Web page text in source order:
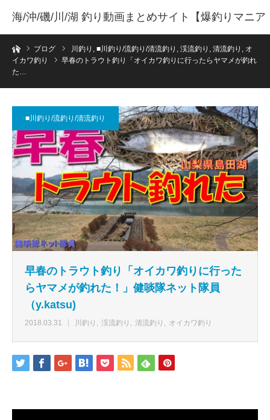
海/沖/磯/川/湖 釣り動画まとめサイト【爆釣りマニア
】ホームブログ 川釣り , ■川釣り/流釣り/清流釣り , 渓流釣り , 清流釣り , オ
イカワ釣り
早春のトラウト釣り「オイカワ釣りに行ったらヤマメが釣れ
た…
■川釣り/流釣り/清流釣り
早春のトラウト釣り「オイカワ釣りに行った
らヤマメが釣れた！」健啖隊ネット隊員
（y.katsu)
2018.03.31 川釣り 渓流釣り 清流釣り オイカワ釣り